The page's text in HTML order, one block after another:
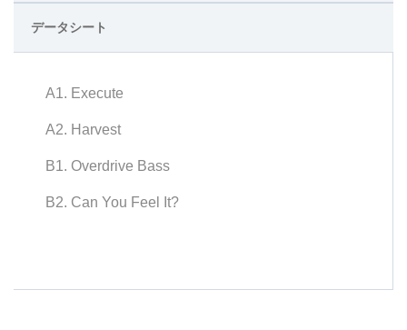
品
を
買
う
データシート
A1. Execute
A2. Harvest
B1. Overdrive Bass
B2. Can You Feel It?